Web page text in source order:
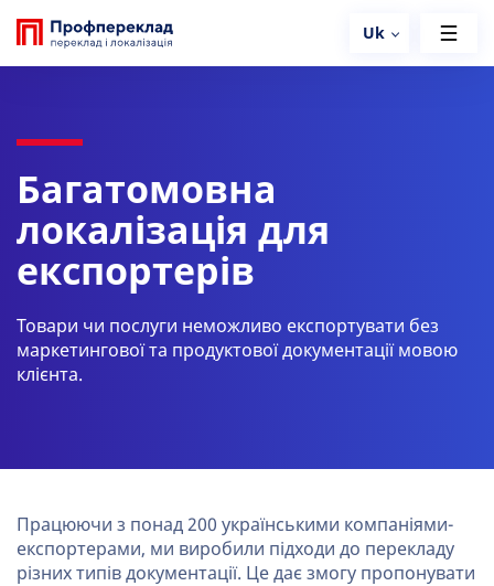
Uk
Багатомовна
локалізація для
експортерів
Товари чи послуги неможливо експортувати без
маркетингової та продуктової документації мовою
клієнта.
Працюючи з понад 200 українськими компаніями-
експортерами, ми виробили підходи до перекладу
різних типів документації. Це дає змогу пропонувати